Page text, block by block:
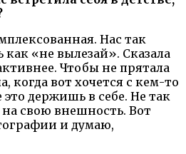
Нас так
«не вылезай». Сказала
Чтобы не прятала
когда вот хочется с кем-то
держишь в себе. Не так
свою внешность. Вот
и думаю,